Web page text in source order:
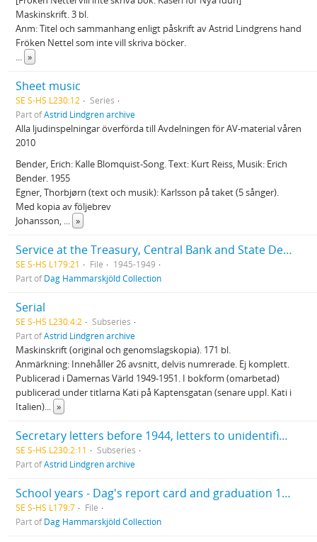
Maskinskrift. 3 bl.
Anm: Titel och sammanhang enligt påskrift av Astrid Lindgrens hand
Fröken Nettel som inte vill skriva böcker.
... »
Sheet music
SE S-HS L230:12
Series
Part ofAstrid Lindgren archive
Alla ljudinspelningar överförda till Avdelningen för AV-material våren
2010
Bender, Erich: Kalle Blomquist-Song. Text: Kurt Reiss, Musik: Erich
Bender. 1955
Egner, Thorbjørn (text och musik): Karlsson på taket (5 sånger).
Med kopia av följebrev
Johansson, ... »
Service at the Treasury, Central Bank and State Departement - Official pappers collected by D.H. (Chronological)
SE S-HS L179:21 File
1945-1949
Part ofDag Hammarskjöld Collection
Serial
SE S-HS L230:4:2
Subseries
Part ofAstrid Lindgren archive
Maskinskrift (original och genomslagskopia). 171 bl.
Anmärkning: Innehåller 26 avsnitt, delvis numrerade. Ej komplett.
Publicerad i Damernas Värld 1949-1951. I bokform (omarbetad)
publicerad under titlarna Kati på Kaptensgatan (senare uppl. Kati i
Italien)... »
Secretary letters before 1944, letters to unidentified recipients, returned letters and printed standardized replies
SE S-HS L230:2:11
Subseries
Part ofAstrid Lindgren archive
School years - Dag's report card and graduation 1923
SE S-HS L179:7
File
Part ofDag Hammarskjöld Collection